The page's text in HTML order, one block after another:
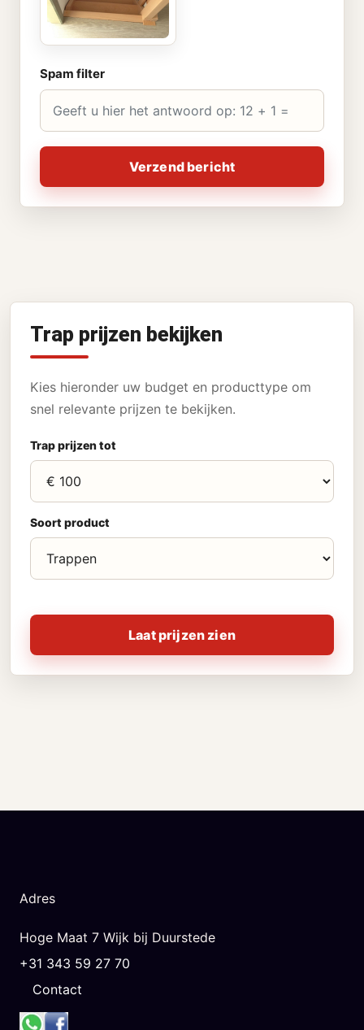
Spam filter
Verzend bericht
Trap prijzen bekijken
Kies hieronder uw budget en producttype om
snel relevante prijzen te bekijken.
Trap prijzen tot
Soort product
Adres
Hoge Maat 7 Wijk bij Duurstede
+31 343 59 27 70
Contact